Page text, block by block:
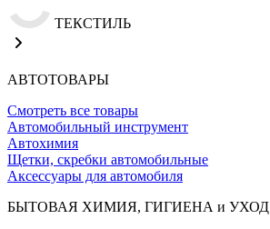
ТЕКСТИЛЬ
АВТОТОВАРЫ
Смотреть все товары
Автомобильный инструмент
Автохимия
Щетки, скребки автомобильные
Аксессуары для автомобиля
БЫТОВАЯ ХИМИЯ, ГИГИЕНА и УХОД